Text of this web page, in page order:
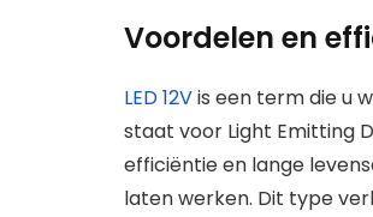
Voordelen en
LED 12Vis een term die u
staat voor Light Emitting
efficiëntie en lange
laten werken. Dit type